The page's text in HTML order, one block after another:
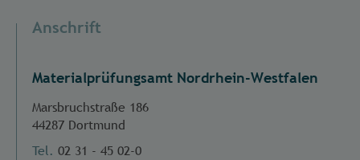
Anschrift
Materialprüfungsamt Nordrhein-Westfalen
Marsbruchstraße 186
44287 Dortmund
Tel. 02 31 - 45 02-0